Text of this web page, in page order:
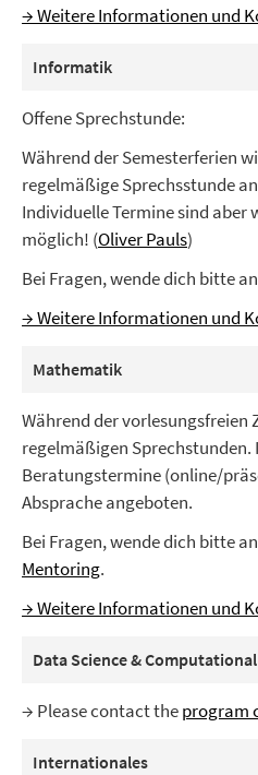
→ Weitere Informationen und
Informatik
Offene Sprechstunde:
Während der Semesterferien
regelmäßige Sprechsstunde
Individuelle Termine sind aber
möglich! (Oliver Pauls)
Bei Fragen, wende dich bitte
→ Weitere Informationen und
Mathematik
Während der vorlesungsfreien
regelmäßigen Sprechstunden.
Beratungstermine (online/
Absprache angeboten.
Bei Fragen, wende dich bitte
Mentoring.
→ Weitere Informationen und
Data Science &
→ Please contact theprogram
Internationales